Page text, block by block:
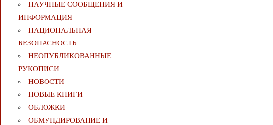
НАУЧНЫЕ СООБЩЕНИЯ И
ИНФОРМАЦИЯ
НАЦИОНАЛЬНАЯ
БЕЗОПАСНОСТЬ
НЕОПУБЛИКОВАННЫЕ
РУКОПИСИ
НОВОСТИ
НОВЫЕ КНИГИ
ОБЛОЖКИ
ОБМУНДИРОВАНИЕ И